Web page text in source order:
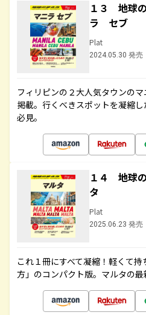
１３ 地球
ラ セブ
Plat
2024.05.30 発売
フィリピンの２大人気タウンの
掲載。行くべきスポットを凝縮
必見。
１４ 地球
タ
Plat
2025.06.23 発売
これ１冊にすべて凝縮！軽くて
方」のコンパクト版。マルタの最